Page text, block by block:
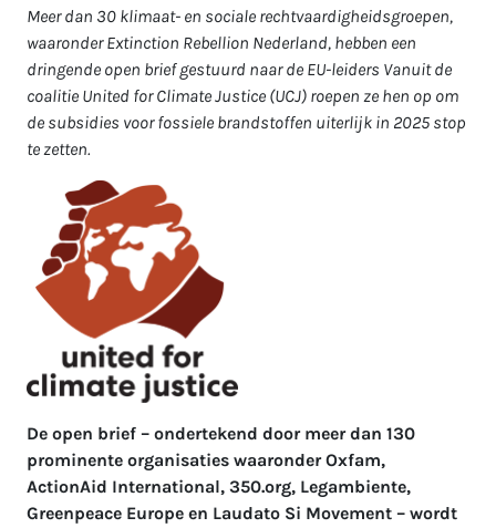
Meer dan 30 klimaat- en sociale rechtvaardigheidsgroepen,
waaronder Extinction Rebellion Nederland, hebben een
dringende open brief gestuurd naar de EU-leiders Vanuit de
coalitie United for Climate Justice (UCJ) roepen ze hen op om
de subsidies voor fossiele brandstoffen uiterlijk in 2025 stop
te zetten.
De open brief – ondertekend door meer dan 130
prominente organisaties waaronder Oxfam,
ActionAid International, 350.org, Legambiente,
Greenpeace Europe en Laudato Si Movement – wordt